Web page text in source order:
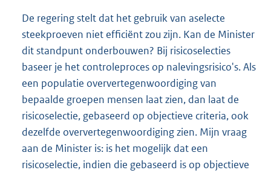
De regering stelt dat het gebruik van aselecte
steekproeven niet efficiënt zou zijn. Kan de Minister
dit standpunt onderbouwen? Bij risicoselecties
baseer je het controleproces op nalevingsrisico's. Als
een populatie oververtegenwoordiging van
bepaalde groepen mensen laat zien, dan laat de
risicoselectie, gebaseerd op objectieve criteria, ook
dezelfde oververtegenwoordiging zien. Mijn vraag
aan de Minister is: is het mogelijk dat een
risicoselectie, indien die gebaseerd is op objectieve